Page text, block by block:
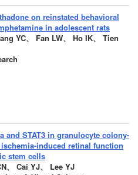
on reinstated behavioral
in adolescent rats
YC、 Fan LW、 Ho IK、 Tien
and STAT3 in granulocyte colony-
induced retinal function
stem cells
、 Cai YJ、 Lee YJ